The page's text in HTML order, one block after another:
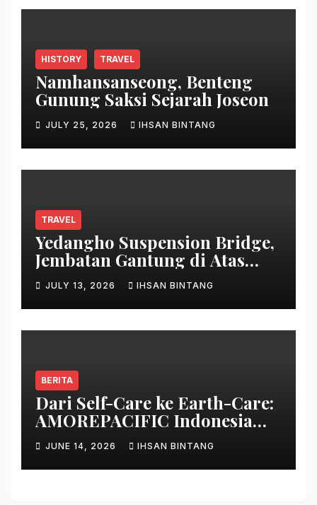
HISTORY TRAVEL
Namhansanseong, Benteng
Gunung Saksi Sejarah Joseon
JULY 25, 2026 IHSAN BINTANG
TRAVEL
Yedangho Suspension Bridge,
Jembatan Gantung di Atas
Danau
JULY 13, 2026 IHSAN BINTANG
BERITA
Dari Self-Care ke Earth-Care:
AMOREPACIFIC Indonesia
Ciptakan Gerakan
Keberlanjutan Baru di Bali
JUNE 14, 2026 IHSAN BINTANG